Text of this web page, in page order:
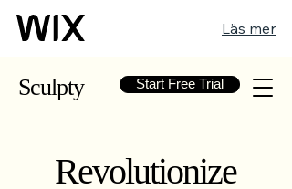
Läs mer